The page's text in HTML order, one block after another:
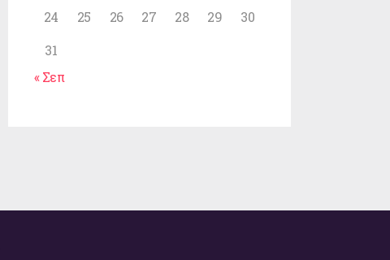
24
25 26 27 28 29
30
31
« Σεπ